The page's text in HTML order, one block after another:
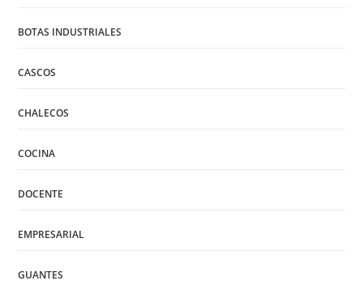
BOTAS INDUSTRIALES
CASCOS
CHALECOS
COCINA
DOCENTE
EMPRESARIAL
GUANTES